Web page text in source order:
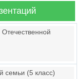
семьи (5 класс)